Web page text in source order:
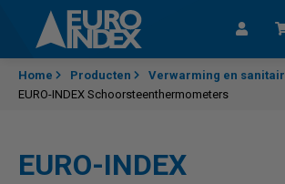
Skip to content
Home Producten
Verwarming en sanitair
EURO-INDEX Schoorsteenthermometers
EURO-INDEX